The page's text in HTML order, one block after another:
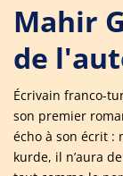
Mahir
de
Écrivain franco-
son premier
écho à son écrit :
kurde, il n’aura